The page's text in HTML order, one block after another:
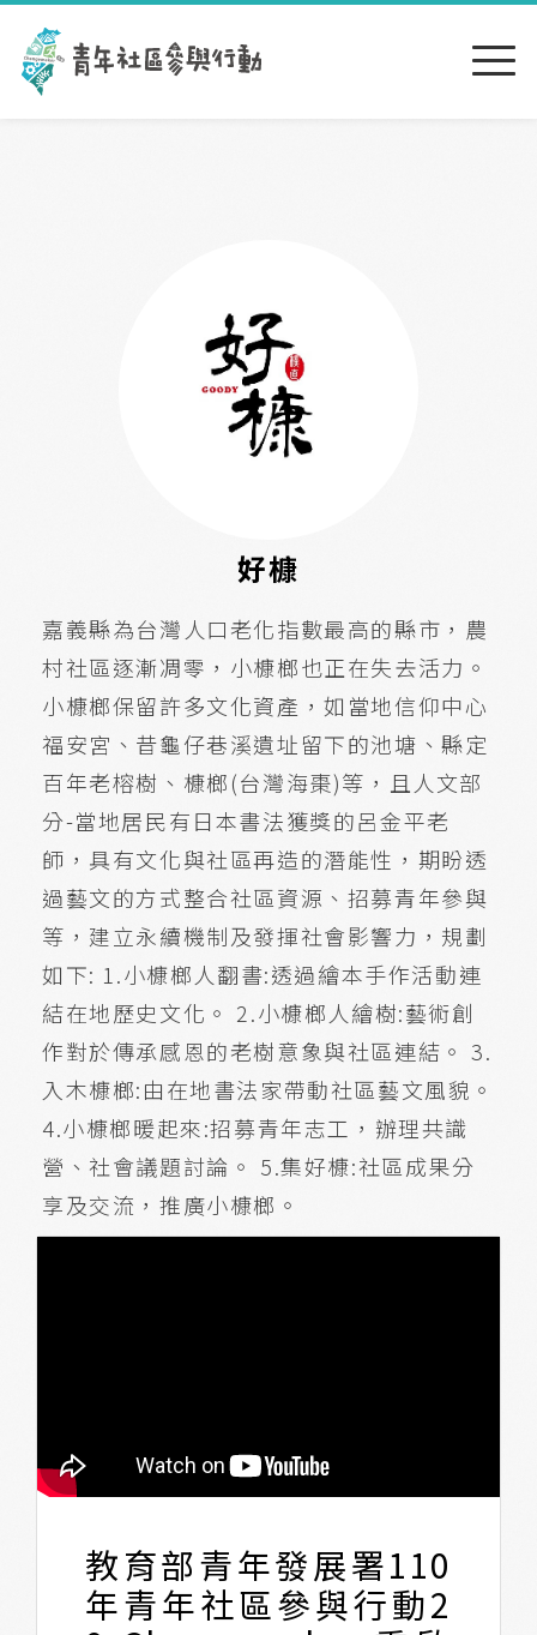
跳到主要內容區塊
好槺
嘉義縣為台灣人口老化指數最高的縣市，農
村社區逐漸凋零，小槺榔也正在失去活力。
小槺榔保留許多文化資產，如當地信仰中心
福安宮、昔龜仔巷溪遺址留下的池塘、縣定
百年老榕樹、槺榔(台灣海棗)等，且人文部
分-當地居民有日本書法獲獎的呂金平老
師，具有文化與社區再造的潛能性，期盼透
過藝文的方式整合社區資源、招募青年參與
等，建立永續機制及發揮社會影響力，規劃
如下: 1.小槺榔人翻書:透過繪本手作活動連
結在地歷史文化。 2.小槺榔人繪樹:藝術創
作對於傳承感恩的老樹意象與社區連結。 3.
入木槺榔:由在地書法家帶動社區藝文風貌。
4.小槺榔暖起來:招募青年志工，辦理共識
營、社會議題討論。 5.集好槺:社區成果分
享及交流，推廣小槺榔。
教育部青年發展署110
年青年社區參與行動2